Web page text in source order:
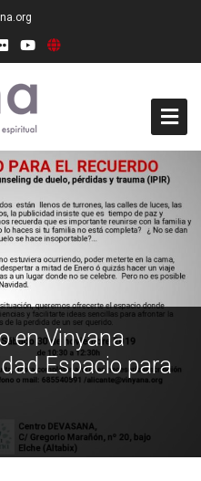
en Vinyana
Espacio para